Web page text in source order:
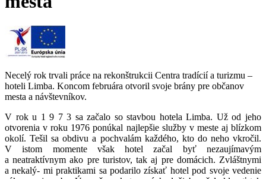
Necelý rok trvali práce na rekonštrukcii Centra tradícií a turizmu –
hoteli Limba. Koncom februára otvoril svoje brány pre občanov
mesta a návštevníkov.
V rok u 1 9 7 3 sa začalo so stavbou hotela Limba. Už od jeho
otvorenia v roku 1976 ponúkal najlepšie služby v meste aj blízkom
okolí. Tešil sa obdivu a pochvalám každého, kto do neho vkročil.
V istom momente však hotel začal byť nezaujímavým
a neatraktívnym ako pre turistov, tak aj pre domácich. Zvláštnymi
a nekalý- mi praktikami sa podarilo získať hotel pod svoje vedenie